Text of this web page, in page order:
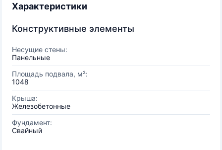
Характеристики
Конструктивные элементы
Несущие стены:
Панельные
Площадь подвала, м²:
1048
Крыша:
Железобетонные
Фундамент:
Свайный